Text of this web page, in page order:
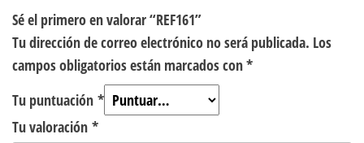
Sé el primero en valorar “REF161”
Tu dirección de correo electrónico no será publicada. Los
campos obligatorios están marcados con*
Tu puntuación *
Tu valoración *